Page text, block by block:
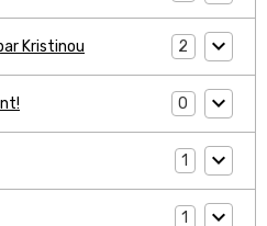
Kristinou 2
0
1
1